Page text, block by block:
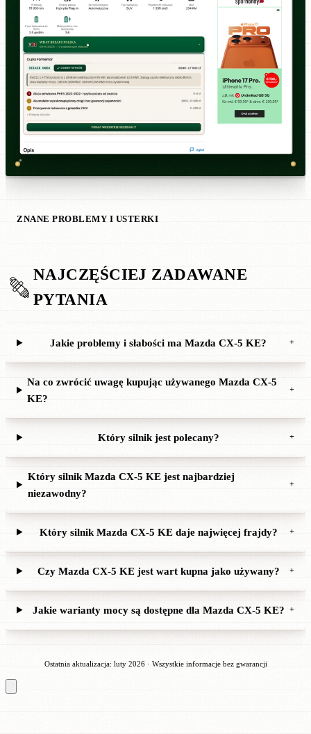
ZNANE PROBLEMY I USTERKI
NAJCZĘŚCIEJ ZADAWANE
PYTANIA
Jakie problemy i słabości ma Mazda CX-5 KE? +
Na co zwrócić uwagę kupując używanego Mazda CX-5
KE?
+
Który silnik jest polecany? +
Który silnik Mazda CX-5 KE jest najbardziej
niezawodny?
+
Który silnik Mazda CX-5 KE daje najwięcej frajdy? +
Czy Mazda CX-5 KE jest wart kupna jako używany? +
Jakie warianty mocy są dostępne dla Mazda CX-5 KE? +
Ostatnia aktualizacja: luty 2026 · Wszystkie informacje bez gwarancji